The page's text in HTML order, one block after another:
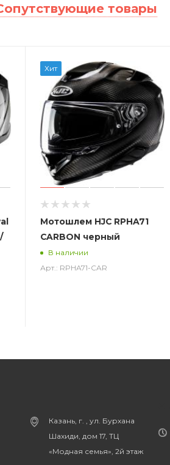
товары
Хит
Мотошлем HJC RPHA71
CARBON черный
В наличии
Арт.: RPHA71-CAR
Казань, г. , ул. Бурхана
Шахиди, дом 17, ТЦ
«Модная семья», 2й этаж